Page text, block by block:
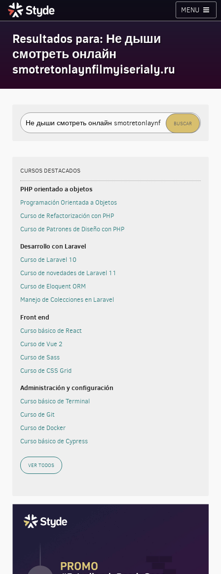
Styde.net
MENU
Resultados para: Не дыши
смотреть онлайн
smotretonlaynfilmyiserialy.ru
Buscar:
CURSOS DESTACADOS
PHP orientado a objetos
Programación Orientada a Objetos
Curso de Refactorización con PHP
Curso de Patrones de Diseño con PHP
Desarrollo con Laravel
Curso de Laravel 10
Curso de novedades de Laravel 11
Curso de Eloquent ORM
Manejo de Colecciones en Laravel
Front end
Curso básico de React
Curso de Vue 2
Curso de Sass
Curso de CSS Grid
Administración y configuración
Curso básico de Terminal
Curso de Git
Curso de Docker
Curso básico de Cypress
VER TODOS